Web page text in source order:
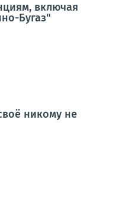
включая
Бугаз"
никому не